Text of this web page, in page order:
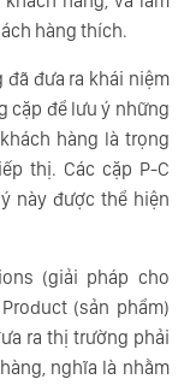
hàng thích.
đã đưa ra khái niệm
cặp để lưu ý những
hàng là trọng
thị. Các cặp P-C
này được thể hiện
(giải pháp cho
(sản phẩm)
ra thị trường phải
nghĩa là nhằm